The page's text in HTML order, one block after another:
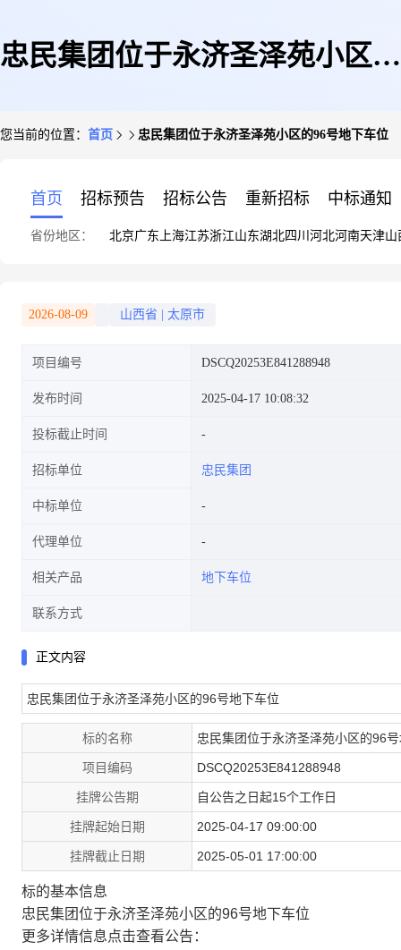
忠民集团位于永济圣泽苑小区的
您当前的位置： 首页 忠民集团位于永济圣泽苑小区的96号地下车位
首页 招标预告 招标公告 重新招标 中标通知
省份地区： 北京广东 上海江苏浙江山东湖北四川 河北河南天津山
2026-08-09 山西省 太原市
项目编号 DSCQ20253E841288948
发布时间 2025-04-17 10:08:32
投标截止时间
招标单位 忠民集团
中标单位
代理单位
相关产品 地下车位
联系方式
正文内容
忠民集团位于永济圣泽苑小区的96号地下车位
标的名称 忠民集团位于永济圣泽苑小区的96
项目编码 DSCQ20253E841288948
挂牌公告期 自公告之日起15个工作日
挂牌起始日期 2025-04-17 09:00:00
挂牌截止日期 2025-05-01 17:00:00
标的基本信息
忠民集团位于永济圣泽苑小区的96号地下车位
更多详情信息点击查看公告：